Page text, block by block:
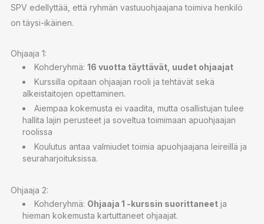
SPV edellyttää, että ryhmän vastuuohjaajana toimiva henkilö
on täysi-ikäinen.
Ohjaaja 1:
Kohderyhmä: 16 vuotta täyttävät, uudet ohjaajat
Kurssilla opitaan ohjaajan rooli ja tehtävät sekä
alkeistaitojen opettaminen.
Aiempaa kokemusta ei vaadita, mutta osallistujan tulee
hallita lajin perusteet ja soveltua toimimaan apuohjaajan
roolissa
Koulutus antaa valmiudet toimia apuohjaajana leireillä ja
seuraharjoituksissa.
Ohjaaja 2:
Kohderyhmä: Ohjaaja 1 -kurssin suorittaneetja
hieman kokemusta kartuttaneet ohjaajat.